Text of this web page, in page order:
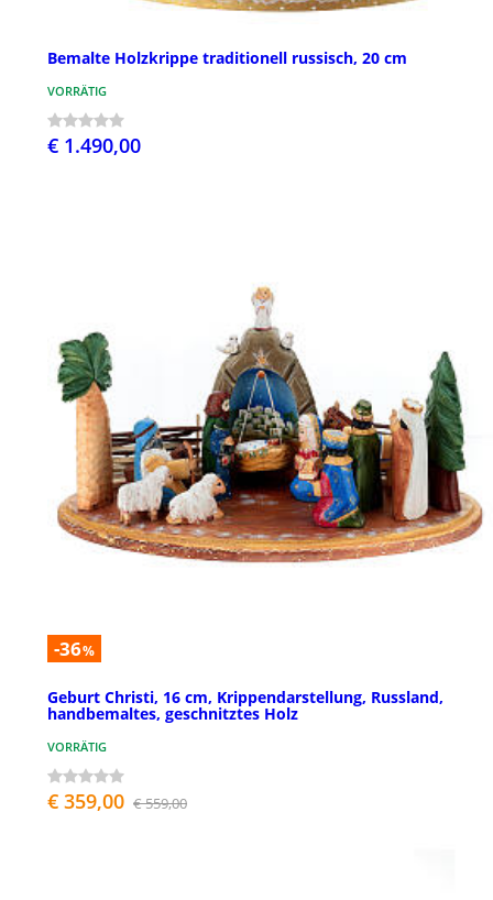
Bemalte Holzkrippe traditionell russisch, 20 cm
VORRÄTIG
€ 1.490,00
-36%
Geburt Christi, 16 cm, Krippendarstellung, Russland,
handbemaltes, geschnitztes Holz
VORRÄTIG
€ 359,00 € 559,00